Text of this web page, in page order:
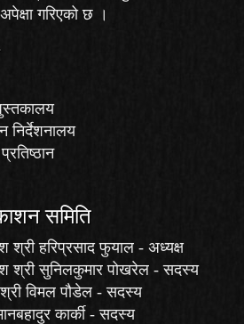
गरिएको छ ।
निर्देशनालय
समिति
श्री हरिप्रसाद फुयाल - अध्यक्ष
श्री सुनिलकुमार पोखरेल - सदस्य
विमल पौडेल - सदस्य
कार्की - सदस्य